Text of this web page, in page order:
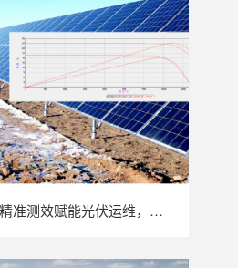
精准测效赋能光伏运维，苏州 LAILX LX‑PV32 便携式 IV 测试仪打造现场检测新标杆